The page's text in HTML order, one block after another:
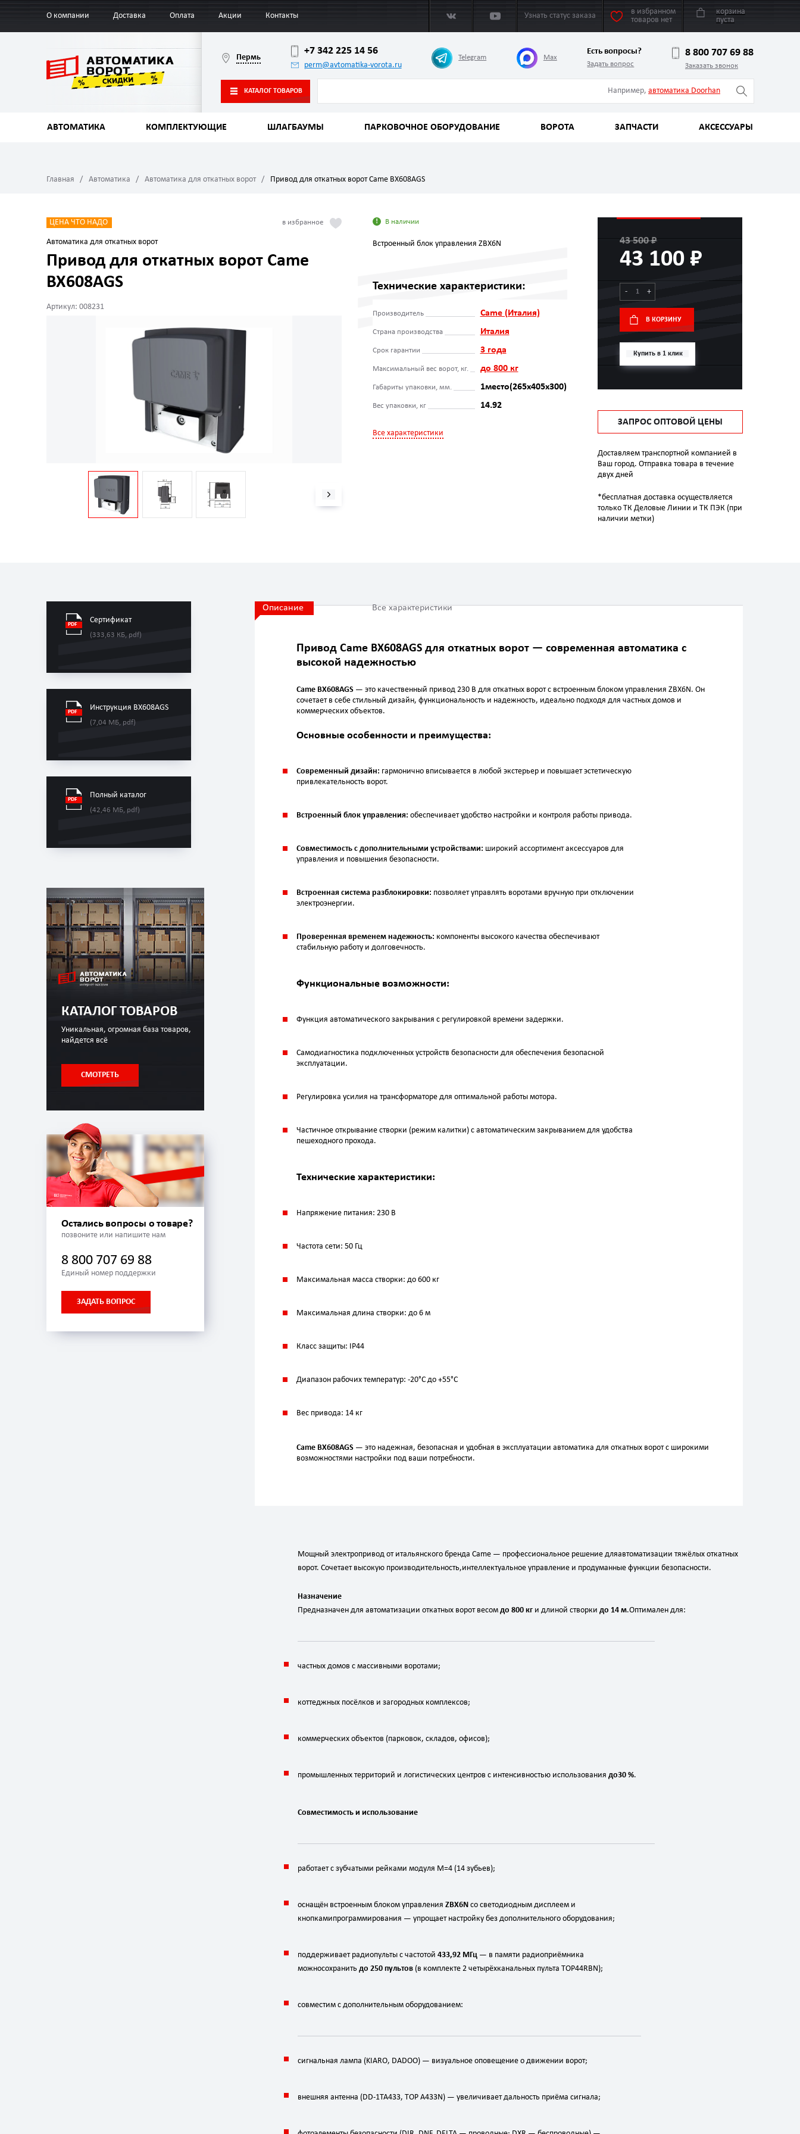
О компании Доставка Оплата Акции Контакты Узнать статус заказа
в избранном
товаров нет
корзина
пуста
Пермь
+7 342 225 14 56
perm@avtomatika-vorota.ru
Telegram Max
Есть вопросы?
Задать вопрос
8 800 707 69 88
Заказать звонок
КАТАЛОГ ТОВАРОВ Например, автоматика Doorhan
АВТОМАТИКА КОМПЛЕКТУЮЩИЕ ШЛАГБАУМЫ ПАРКОВОЧНОЕ ОБОРУДОВАНИЕ ВОРОТА ЗАПЧАСТИ АКСЕССУАРЫ
Главная Автоматика Автоматика для откатных ворот Привод для откатных ворот Came BX608AGS
ЦЕНА ЧТО НАДО
Автоматика для откатных ворот
Привод для откатных ворот Came
BX608AGS
Артикул: 008231
В наличии
Встроенный блок управления ZBX6N
Технические характеристики:
Производитель Came (Италия)
Страна производства Италия
Срок гарантии 3 года
Максимальный вес ворот, кг. до 800 кг
Габариты упаковки, мм. 1место(265х405х300)
Вес упаковки, кг 14.92
Все характеристики
43 500 ₽
43 100 ₽
- +
В КОРЗИНУ
Купить в 1 клик
ЗАПРОС ОПТОВОЙ ЦЕНЫ
Доставляем транспортной компанией в
Ваш город. Отправка товара в течение
двух дней
*бесплатная доставка осуществляется
только ТК Деловые Линии и ТК ПЭК (при
наличии метки)
Сертификат
(333,63 КБ, pdf)
Инструкция BX608AGS
(7,04 МБ, pdf)
Полный каталог
(42,46 МБ, pdf)
КАТАЛОГ ТОВАРОВ
Уникальная, огромная база товаров,
найдется всё
СМОТРЕТЬ
Остались вопросы о товаре?
позвоните или напишите нам
8 800 707 69 88
Единый номер поддержки
ЗАДАТЬ ВОПРОС
Описание Все характеристики
Привод Came BX608AGS для откатных ворот — современная автоматика с
высокой надежностью
Came BX608AGS — это качественный привод 230 В для откатных ворот с встроенным блоком управления ZBX6N. Он
сочетает в себе стильный дизайн, функциональность и надежность, идеально подходя для частных домов и
коммерческих объектов.
Основные особенности и преимущества:
Современный дизайн: гармонично вписывается в любой экстерьер и повышает эстетическую
привлекательность ворот.
Встроенный блок управления: обеспечивает удобство настройки и контроля работы привода.
Совместимость с дополнительными устройствами: широкий ассортимент аксессуаров для
управления и повышения безопасности.
Встроенная система разблокировки: позволяет управлять воротами вручную при отключении
электроэнергии.
Проверенная временем надежность: компоненты высокого качества обеспечивают
стабильную работу и долговечность.
Функциональные возможности:
Функция автоматического закрывания с регулировкой времени задержки.
Самодиагностика подключенных устройств безопасности для обеспечения безопасной
эксплуатации.
Регулировка усилия на трансформаторе для оптимальной работы мотора.
Частичное открывание створки (режим калитки) с автоматическим закрыванием для удобства
пешеходного прохода.
Технические характеристики:
Напряжение питания: 230 В
Частота сети: 50 Гц
Максимальная масса створки: до 600 кг
Максимальная длина створки: до 6 м
Класс защиты: IP44
Диапазон рабочих температур: -20°C до +55°C
Вес привода: 14 кг
Came BX608AGS — это надежная, безопасная и удобная в эксплуатации автоматика для откатных ворот с широкими
возможностями настройки под ваши потребности.
Мощный электропривод отитальянского бренда Came — профессиональное решение дляавтоматизации тяжёлых откатных
ворот. Сочетаетвысокую производительность,интеллектуальное управление и продуманные функции безопасности.
Назначение
Предназначен для автоматизации откатных воротвесом до 800 кг и длиной створки до 14 м.Оптимален для:
частных домов с массивными воротами;
коттеджных посёлков и загородных комплексов;
коммерческих объектов (парковок, складов, офисов);
промышленных территорий и логистических центров с интенсивностью использования до30 %.
Совместимость и использование
работаетс зубчатыми рейками модуля M=4 (14 зубьев);
оснащён встроенным блоком управления ZBX6N со светодиодным дисплеем и
кнопкамипрограммирования — упрощаетнастройку без дополнительного оборудования;
поддерживаетрадиопульты с частотой 433,92 МГц — в памяти радиоприёмника
можносохранить до 250 пультов (в комплекте 2 четырёхканальных пульта TOP44RBN);
совместим с дополнительным оборудованием:
сигнальная лампа (KIARO, DADOO) — визуальное оповещение о движении ворот;
внешняя антенна (DD‑1TA433, TOP A433N) — увеличиваетдальность приёма сигнала;